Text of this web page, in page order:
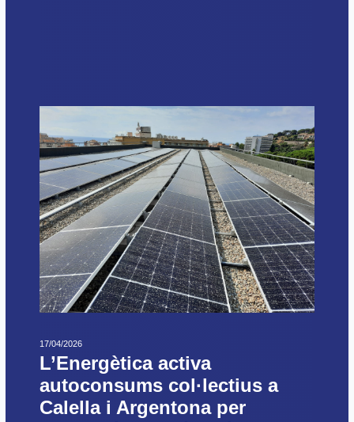
17/04/2026
L’Energètica activa
autoconsums col·lectius a
Calella i Argentona per